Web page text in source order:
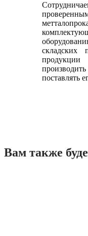
складских
продукции
поставлять
Вам также